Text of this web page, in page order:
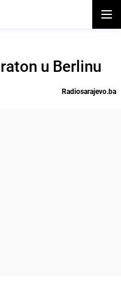
u Berlinu
Radiosarajevo.ba